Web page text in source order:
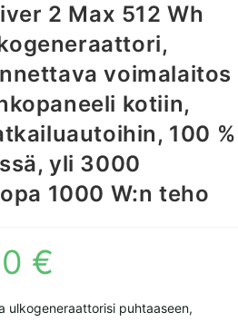
2 Max 512 Wh
voimalaitos
kotiin,
100 %
yli 3000
1000 W:n teho
€
ulkogeneraattorisi puhtaaseen,